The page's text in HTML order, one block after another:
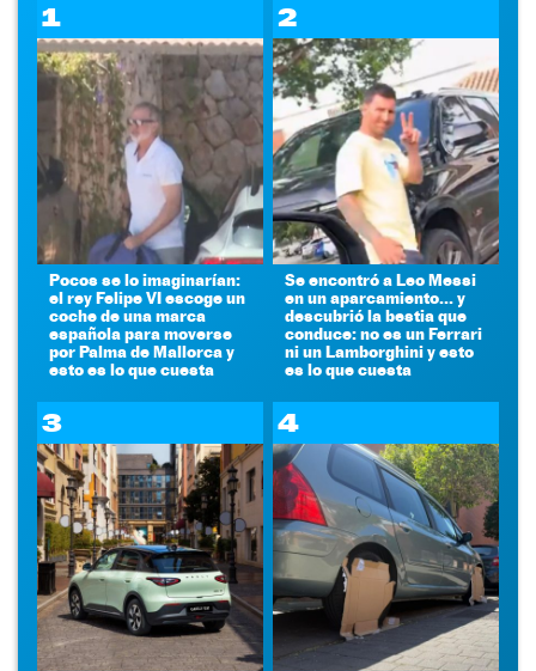
1
Pocos se lo imaginarían:
el rey Felipe VI escoge un
coche de una marca
española para moverse
por Palma de Mallorca y
esto es lo que cuesta
2
Se encontró a Leo Messi
en un aparcamiento... y
descubrió la bestia que
conduce: no es un Ferrari
ni un Lamborghini y esto
es lo que cuesta
3 4